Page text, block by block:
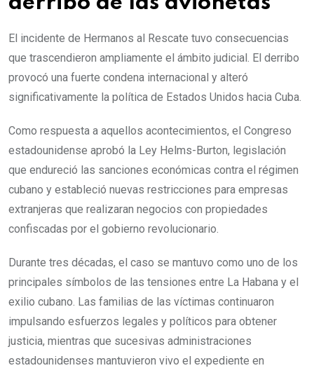
El incidente de Hermanos al Rescate tuvo consecuencias
que trascendieron ampliamente el ámbito judicial. El derribo
provocó una fuerte condena internacional y alteró
significativamente la política de Estados Unidos hacia Cuba.
Como respuesta a aquellos acontecimientos, el Congreso
estadounidense aprobó la Ley Helms-Burton, legislación
que endureció las sanciones económicas contra el régimen
cubano y estableció nuevas restricciones para empresas
extranjeras que realizaran negocios con propiedades
confiscadas por el gobierno revolucionario.
Durante tres décadas, el caso se mantuvo como uno de los
principales símbolos de las tensiones entre La Habana y el
exilio cubano. Las familias de las víctimas continuaron
impulsando esfuerzos legales y políticos para obtener
justicia, mientras que sucesivas administraciones
estadounidenses mantuvieron vivo el expediente en